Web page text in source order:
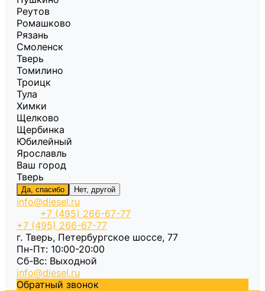
Реутов
Ромашково
Рязань
Смоленск
Тверь
Томилино
Троицк
Тула
Химки
Щелково
Щербинка
Юбилейный
Ярославль
Ваш город
Тверь
Да, спасибо Нет, другой
info@diesel.ru
+7 (495) 266-67-77
+7 (495) 266-67-77
г. Тверь, Петербургское шоссе, 77
Пн-Пт: 10:00-20:00
Cб-Вс: Выходной
info@diesel.ru
Обратный звонок